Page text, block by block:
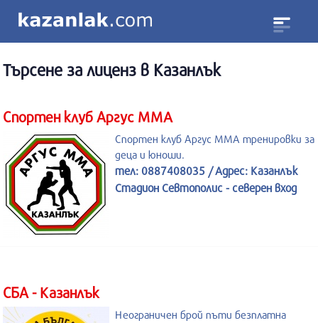
Търсене за лиценз в Казанлък
Спортен клуб Аргус MMA
Спортен клуб Аргус MMA тренировки за
деца и юноши.
тел: 0887408035 / Адрес: Казанлък
Стадион Севтополис - северен вход
СБА - Казанлък
Неограничен брой пъти безплатна